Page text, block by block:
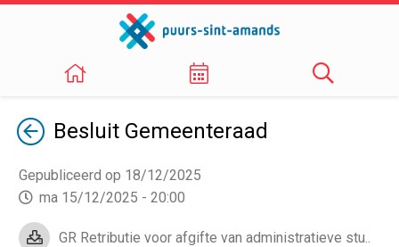
TerugBesluit Gemeenteraad
Gepubliceerd op 18/12/2025
ma 15/12/2025 - 20:00
GR Retributie voor afgifte van administratieve stu..